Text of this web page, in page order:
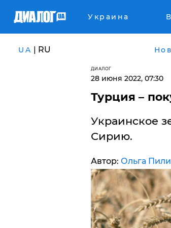
Украина
UA | RU
ДИАЛОГ
28 июня 2022, 07:30
Турция –
Украинское
Сирию.
Автор: Ольга